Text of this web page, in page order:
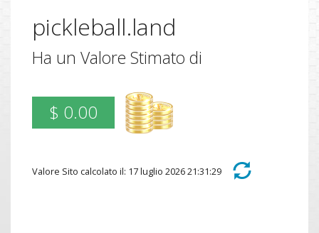
pickleball.land
Ha un Valore Stimato di
$ 0.00
Valore Sito calcolato il: 17 luglio 2026 21:31:29